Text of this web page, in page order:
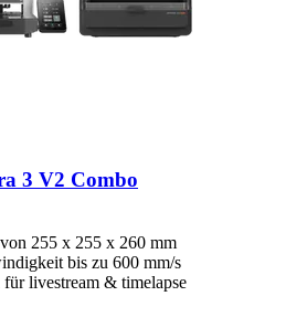
3 V2 Combo
255 x 255 x 260 mm
bis zu 600 mm/s
für livestream & timelapse